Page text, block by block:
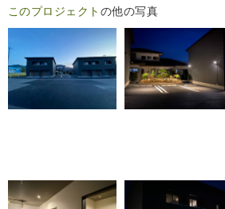
このプロジェクト の他の写真